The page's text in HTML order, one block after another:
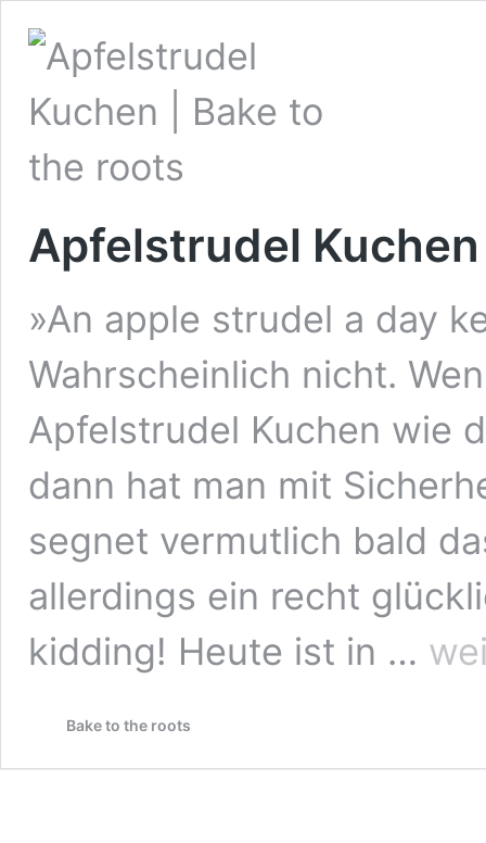
Apfelstrudel
»An apple strudel a day
Wahrscheinlich nicht.
Apfelstrudel Kuchen wie
dann hat man mit
segnet vermutlich bald
allerdings ein recht
kidding! Heute ist in …
Kuchen
Bake to the roots